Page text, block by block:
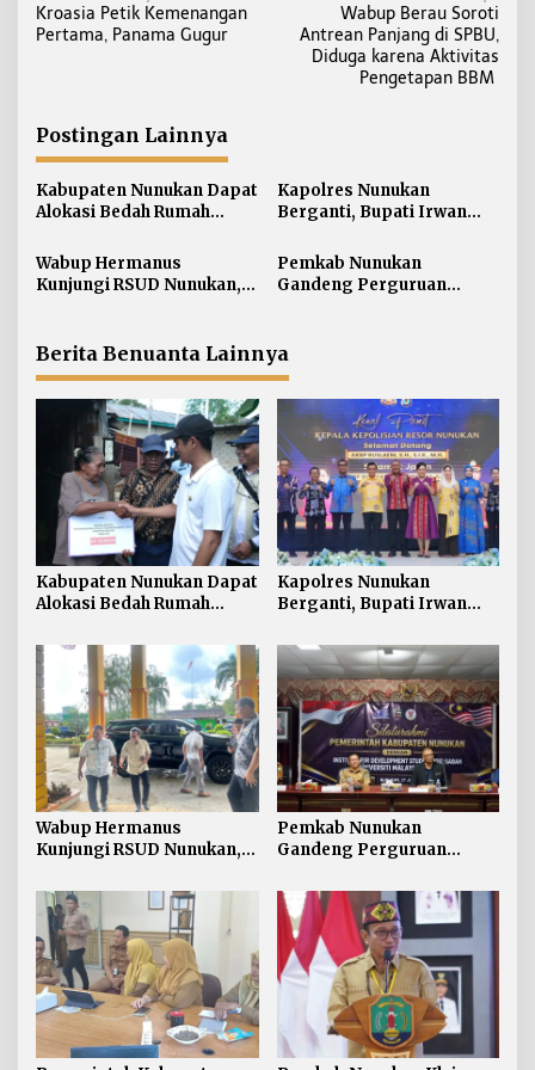
a
a
s
i
p
o
s
Kroasia Petik Kemenangan
Pertama, Panama Gugur
Wabup Berau Soroti
Antrean Panjang di SPBU,
Diduga karena Aktivitas
Pengetapan BBM
Postingan Lainnya
Kabupaten Nunukan Dapat
Alokasi Bedah Rumah
916 Unit
Kapolres Nunukan
Berganti, Bupati Irwan
Jaga Stabilitas Wilayah
Perbatasan
Wabup Hermanus
Kunjungi RSUD Nunukan,
Pemkab Nunukan
Gandeng Perguruan
Perbatasan
Berita Benuanta Lainnya
Kabupaten Nunukan Dapat
Alokasi Bedah Rumah
916 Unit
Kapolres Nunukan
Berganti, Bupati Irwan
Jaga Stabilitas Wilayah
Perbatasan
Wabup Hermanus
Kunjungi RSUD Nunukan,
Pelayanan Kesehatan
Pemkab Nunukan
Gandeng Perguruan
Dukung Pembangunan
Perbatasan